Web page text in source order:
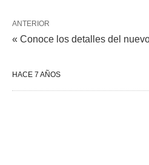
ANTERIOR
« Conoce los detalles del
HACE 7 AÑOS